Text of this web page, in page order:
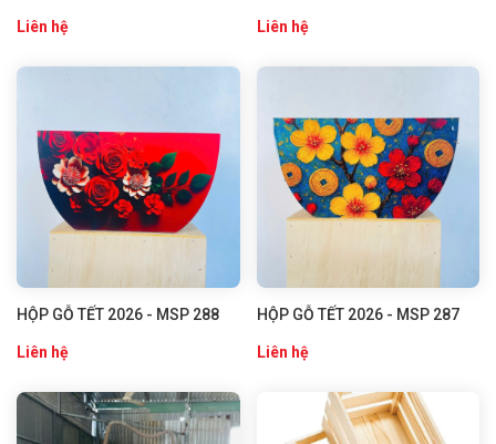
Liên hệ Liên hệ
HỘP GỖ TẾT 2026 - MSP 288
Liên hệ
HỘP GỖ TẾT 2026 - MSP 287
Liên hệ